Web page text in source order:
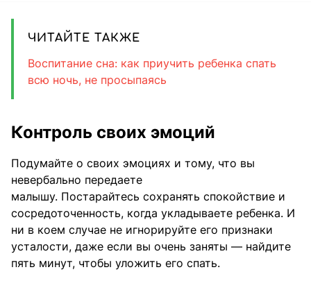
ЧИТАЙТЕ ТАКЖЕ
Воспитание сна: как приучить ребенка спать
всю ночь, не просыпаясь
Контроль своих эмоций
Подумайте о своих эмоциях и тому, что вы
невербально передаете
малышу. Постарайтесь сохранять спокойствие и
сосредоточенность, когда укладываете ребенка. И
ни в коем случае не игнорируйте его признаки
усталости, даже если вы очень заняты — найдите
пять минут, чтобы уложить его спать.